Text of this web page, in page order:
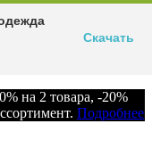
на 2 товара, -20%
Подробнее
Скачать